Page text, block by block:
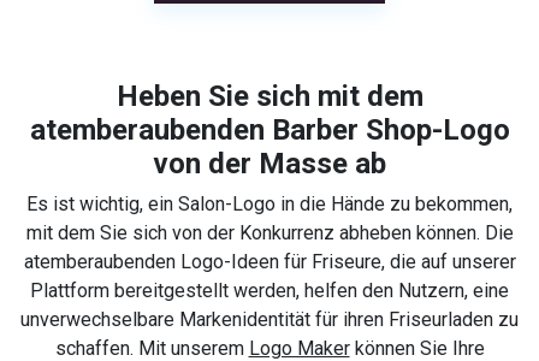
Heben Sie sich mit dem
atemberaubenden Barber Shop-Logo
von der Masse ab
Es ist wichtig, ein Salon-Logo in die Hände zu bekommen,
mit dem Sie sich von der Konkurrenz abheben können. Die
atemberaubenden Logo-Ideen für Friseure, die auf unserer
Plattform bereitgestellt werden, helfen den Nutzern, eine
unverwechselbare Markenidentität für ihren Friseurladen zu
schaffen. Mit unserem Logo Makerkönnen Sie Ihre